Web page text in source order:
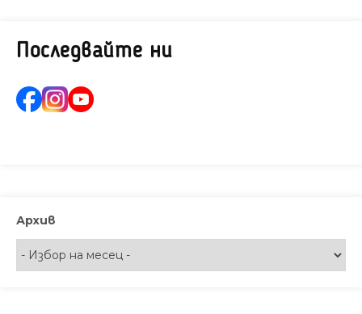
Последвайте ни
Архив